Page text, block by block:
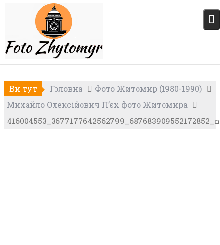
Ви тут Головна
Фото Житомир (1980-1990)
Михайло Олексійович П’єх фото Житомира